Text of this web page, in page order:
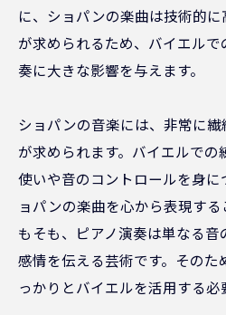
に、ショパンの楽曲は技術的
が求められるため、バイエル
奏に大きな影響を与えます。
ショパンの音楽には、非常に
が求められます。バイエルでの
使いや音のコントロールを身
ョパンの楽曲を心から表現す
もそも、ピアノ演奏は単なる
感情を伝える芸術です。そのた
っかりとバイエルを活用する必